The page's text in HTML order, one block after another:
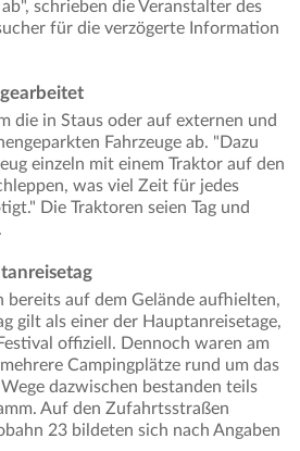
schrieben die Veranstalter des
für die verzögerte Information
die in Staus oder auf externen und
Fahrzeuge ab. "Dazu
einzeln mit einem Traktor auf den
was viel Zeit für jedes
Die Traktoren seien Tag und
bereits auf dem Gelände aufhielten,
gilt als einer der Hauptanreisetage,
offiziell. Dennoch waren am
Campingplätze rund um das
dazwischen bestanden teils
Auf den Zufahrtsstraßen
23 bildeten sich nach Angaben